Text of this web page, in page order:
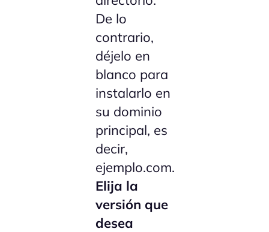
De lo
contrario,
déjelo en
blanco para
instalarlo en
su dominio
principal, es
decir,
ejemplo.com.
Elija la
versión que
desea